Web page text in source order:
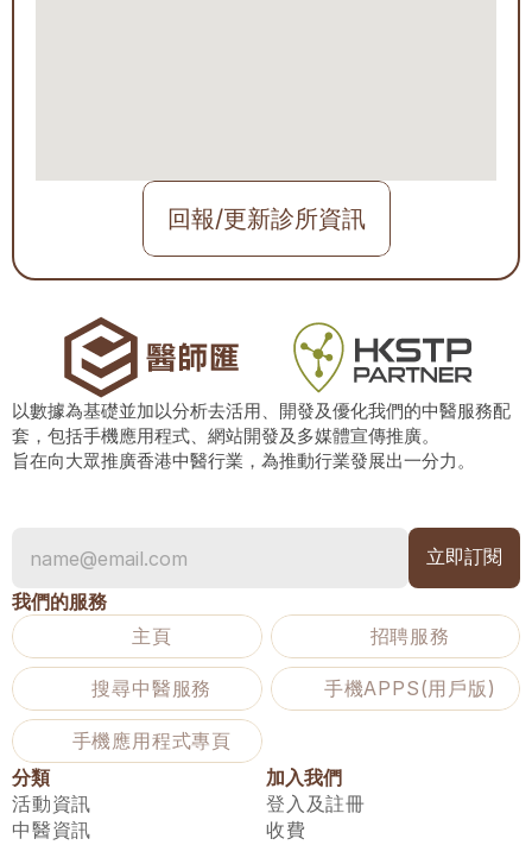
回報/更新診所資訊
以數據為基礎並加以分析去活用、開發及優化我們的中醫服務配
套，包括手機應用程式、網站開發及多媒體宣傳推廣。
旨在向大眾推廣香港中醫行業，為推動行業發展出一分力。
我們的服務
主頁
招聘服務
搜尋中醫服務 手機APPS(用戶版)
手機應用程式專頁
分類
活動資訊
中醫資訊
加入我們
登入及註冊
收費